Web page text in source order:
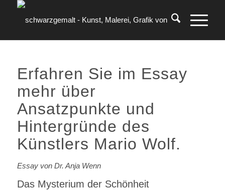
Erfahren Sie im Essay
mehr über
Ansatzpunkte und
Hintergründe des
Künstlers Mario Wolf.
Essay von Dr. Anja Wenn
Das Mysterium der Schönheit